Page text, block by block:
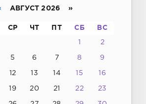
АВГУСТ 2026 »
СР ЧТ ПТ СБ ВС
1 2
5 6 7 8 9
12 13 14 15 16
19 20 21 22 23